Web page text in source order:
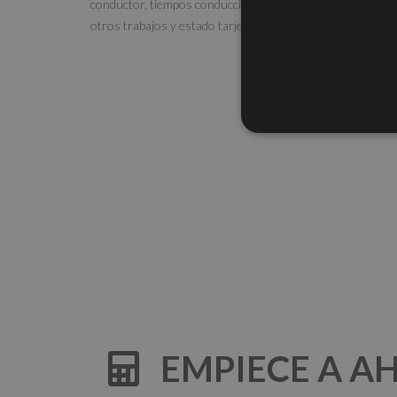
conductor, tiempos conducción, descanso, presencia,
otros trabajos y estado tarjeta en tiempo real.
EMPIECE A